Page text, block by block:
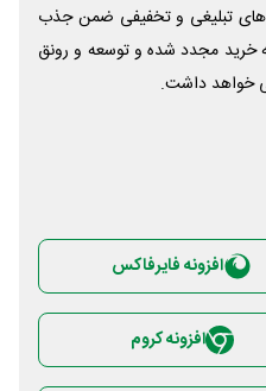
تبلیغی و تخفیفی ضمن جذب
خرید مجدد شده و توسعه و رونق
خواهد داشت.
افزونه فایرفاکس
افزونه کروم